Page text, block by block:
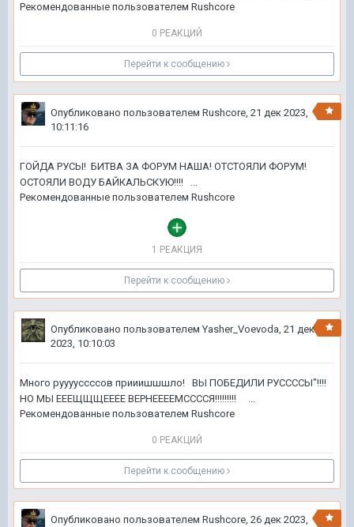
Рекомендованные пользователем Rushcore
0 РЕАКЦИЙ
Перейти к сообщению
Опубликовано пользователем Rushcore, 21 дек 2023,
10:11:16
ГОЙДА РУСЫ! БИТВА ЗА ФОРУМ НАША! ОТСТОЯЛИ ФОРУМ!
ОСТОЯЛИ ВОДУ БАЙКАЛЬСКУЮ!!!! ...
Рекомендованные пользователем Rushcore
1 РЕАКЦИЯ
Перейти к сообщению
Опубликовано пользователем Yasher_Voevoda, 21 дек
2023, 10:10:03
Много рууууссссов прииишшшло! ВЫ ПОБЕДИЛИ РУССССЫ"!!!!
НО МЫ ЕЕЕЩЩЩЕЕЕЕ ВЕРНЕЕЕЕМССССЯ!!!!!!!!! ...
Рекомендованные пользователем Rushcore
0 РЕАКЦИЙ
Перейти к сообщению
Опубликовано пользователем Rushcore, 26 дек 2023,